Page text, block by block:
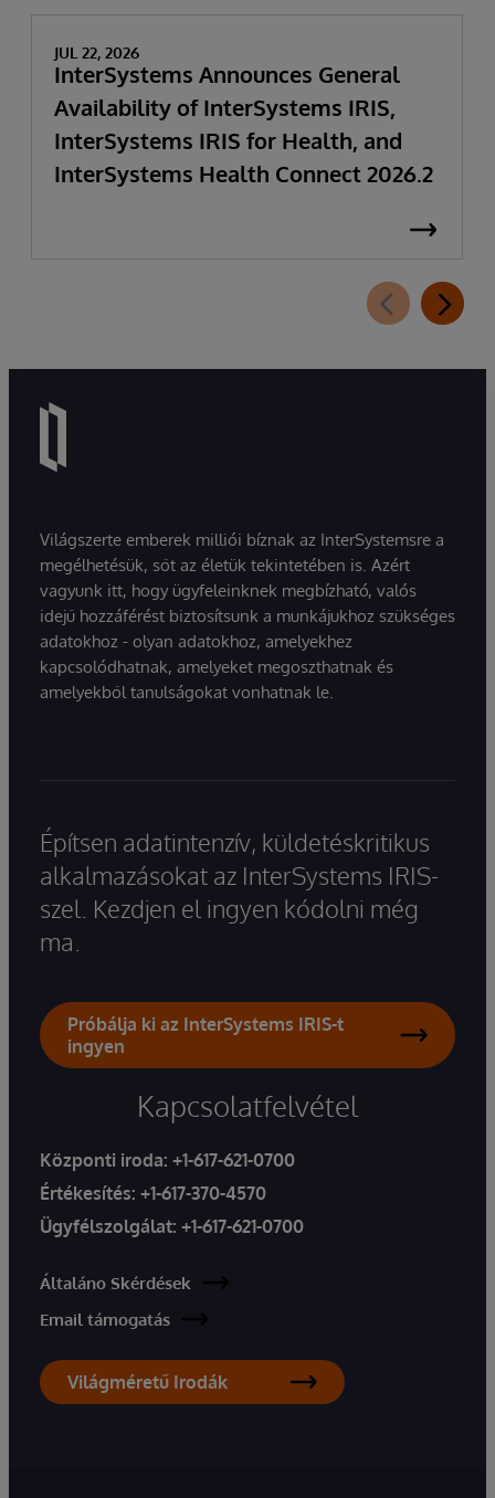
JUL 22, 2026
InterSystems Announces General
Availability of InterSystems IRIS,
InterSystems IRIS for Health, and
InterSystems Health Connect 2026.2
Világszerte emberek milliói bíznak az InterSystemsre a
megélhetésük, sőt az életük tekintetében is. Azért
vagyunk itt, hogy ügyfeleinknek megbízható, valós
idejű hozzáférést biztosítsunk a munkájukhoz szükséges
adatokhoz - olyan adatokhoz, amelyekhez
kapcsolódhatnak, amelyeket megoszthatnak és
amelyekből tanulságokat vonhatnak le.
Építsen adatintenzív, küldetéskritikus
alkalmazásokat az InterSystems IRIS-
szel. Kezdjen el ingyen kódolni még
ma.
Próbálja ki az InterSystems IRIS-t
ingyen
Kapcsolatfelvétel
Központi iroda: +1-617-621-0700
Értékesítés: +1-617-370-4570
Ügyfélszolgálat: +1-617-621-0700
Általáno Skérdések
Email támogatás
Világméretű Irodák